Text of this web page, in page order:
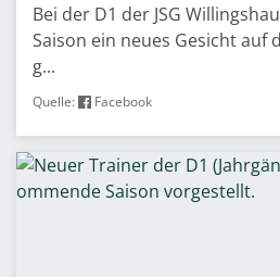
Bei der D1 der JSG
Saison ein neues Gesicht auf
g...
Quelle: Facebook